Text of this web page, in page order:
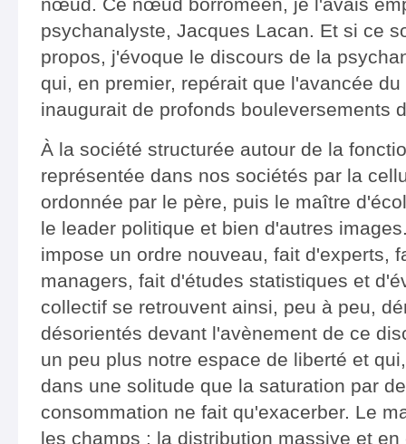
nœud. Ce nœud borroméen, je l'avais
psychanalyste, Jacques Lacan. Et si ce
propos, j'évoque le discours de la
qui, en premier, repérait que l'avancée
inaugurait de profonds bouleversements
À la société structurée autour de la
représentée dans nos sociétés par la
ordonnée par le père, puis le maître
le leader politique et bien d'autres
impose un ordre nouveau, fait d'experts,
managers, fait d'études statistiques et
collectif se retrouvent ainsi, peu à peu,
désorientés devant l'avènement de ce
un peu plus notre espace de liberté et
dans une solitude que la saturation par
consommation ne fait qu'exacerber. Le
les champs : la distribution massive et